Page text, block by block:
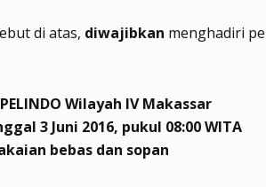
di atas, diwajibkan menghadiri
Wilayah IV Makassar
3 Juni 2016, pukul 08:00 WITA
bebas dan sopan